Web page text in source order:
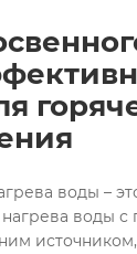
воды –
воды